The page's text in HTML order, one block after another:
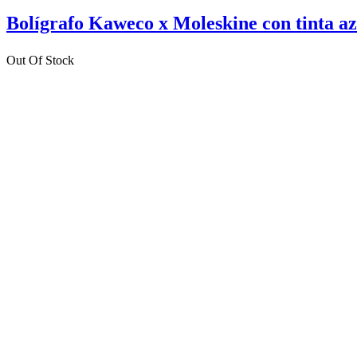
Bolígrafo Kaweco x Moleskine con tinta
Out Of Stock